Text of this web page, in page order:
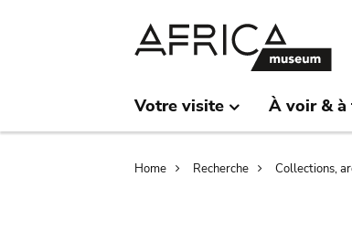
Votre visite À voir & à
Breadcrumb
Home Recherche Collections,